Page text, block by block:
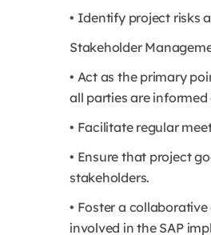
• Identify project risks
Stakeholder
• Act as the primary
all parties are informed
• Facilitate regular
• Ensure that project
stakeholders.
• Foster a
involved in the SAP